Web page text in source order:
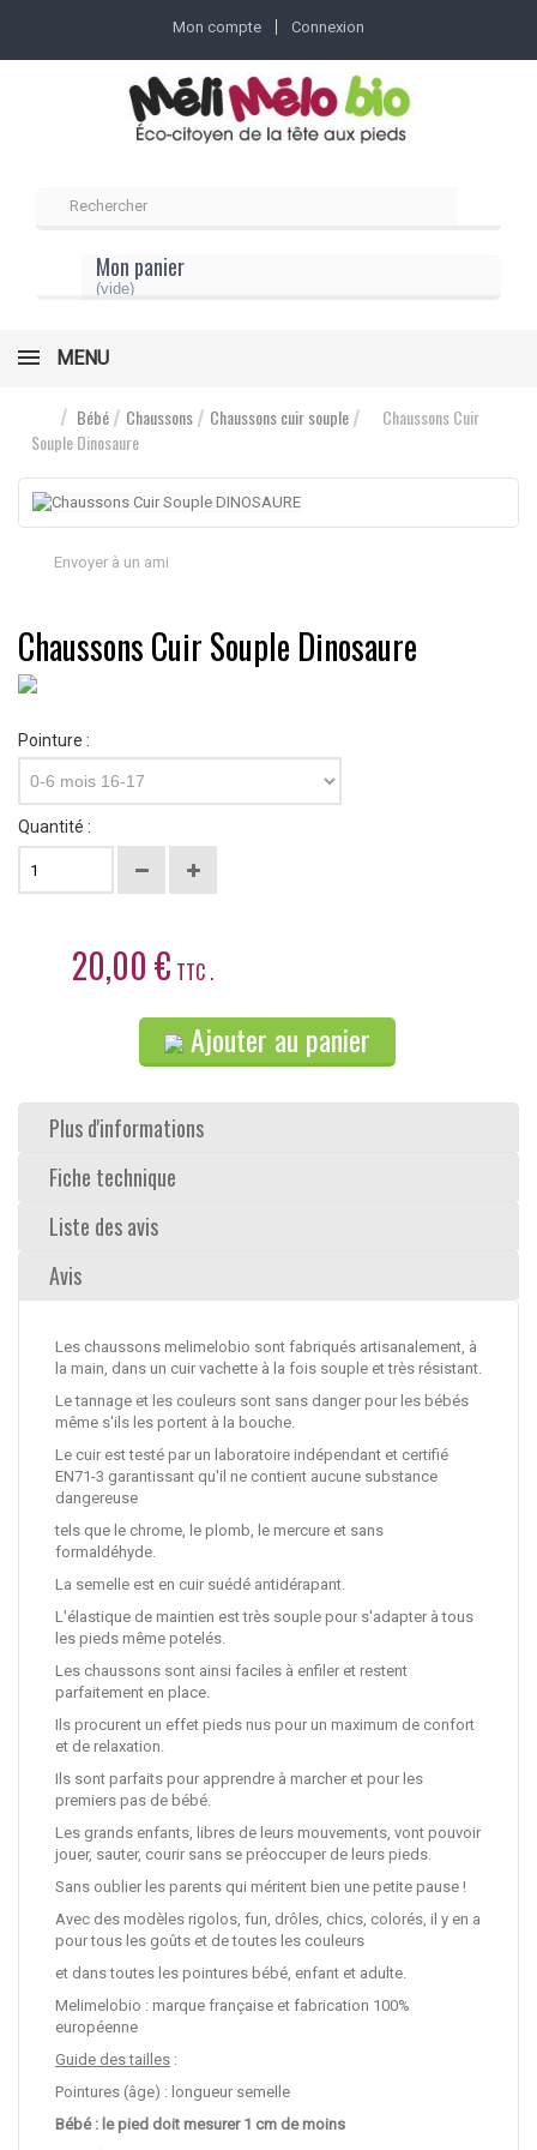
Mon compte Connexion
Mon panier
(vide)
MENU
Bébé Chaussons Chaussons cuir souple
Chaussons Cuir
Souple Dinosaure
Envoyer à un ami
Chaussons Cuir Souple Dinosaure
Pointure :
0-6 mois 16-17
Quantité :
20,00 € TTC .
Ajouter au panier
Plus d'informations
Fiche technique
Liste des avis
Avis
Les chaussons melimelobio sont fabriqués artisanalement, à
la main, dans un cuir vachette à la fois souple et très résistant.
Le tannage et les couleurs sont sans danger pour les bébés
même s'ils les portent à la bouche.
Le cuir est testé par un laboratoire indépendant et certifié
EN71-3 garantissant qu'il ne contient aucune substance
dangereuse
tels que le chrome, le plomb, le mercure et sans
formaldéhyde.
La semelle est en cuir suédé antidérapant.
L'élastique de maintien est très souple pour s'adapter à tous
les pieds même potelés.
Les chaussons sont ainsi faciles à enfiler et restent
parfaitement en place.
Ils procurent un effet pieds nus pour un maximum de confort
et de relaxation.
Ils sont parfaits pour apprendre à marcher et pour les
premiers pas de bébé.
Les grands enfants, libres de leurs mouvements, vont pouvoir
jouer, sauter, courir sans se préoccuper de leurs pieds.
Sans oublier les parents qui méritent bien une petite pause !
Avec des modèles rigolos, fun, drôles, chics, colorés, il y en a
pour tous les goûts et de toutes les couleurs
et dans toutes les pointures bébé, enfant et adulte.
Melimelobio : marque française et fabrication 100%
européenne
Guide des tailles :
Pointures (âge) : longueur semelle
Bébé : le pied doit mesurer 1 cm de moins